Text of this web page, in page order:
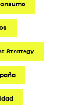
Strategy